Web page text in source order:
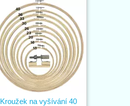
Kroužek na vyšívání 40